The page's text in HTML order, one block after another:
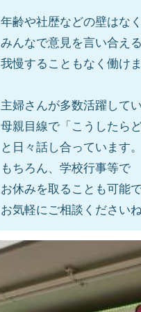
年齢や社歴などの壁はなく
みんなで意見を言い合え
我慢することもなく働けま
主婦さんが多数活躍して
母親目線で「こうしたら
と日々話し合っています。
もちろん、学校行事等で
お休みを取ることも可能
お気軽にご相談ください